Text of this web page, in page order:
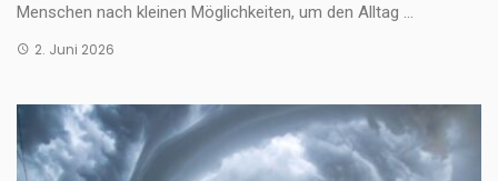
Menschen nach kleinen Möglichkeiten, um den Alltag ...
2. Juni 2026